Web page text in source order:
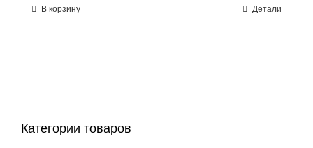
В корзину Детали
Категории товаров